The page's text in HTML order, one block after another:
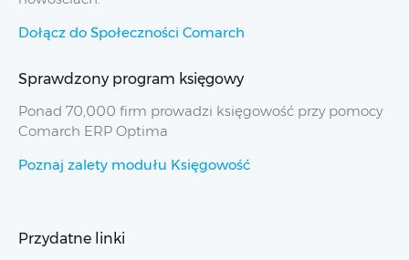
Dołącz do Społeczności Comarch
Sprawdzony program księgowy
Ponad 70,000 firm prowadzi księgowość przy pomocy
Comarch ERP Optima
Poznaj zalety modułu Księgowość
Przydatne linki